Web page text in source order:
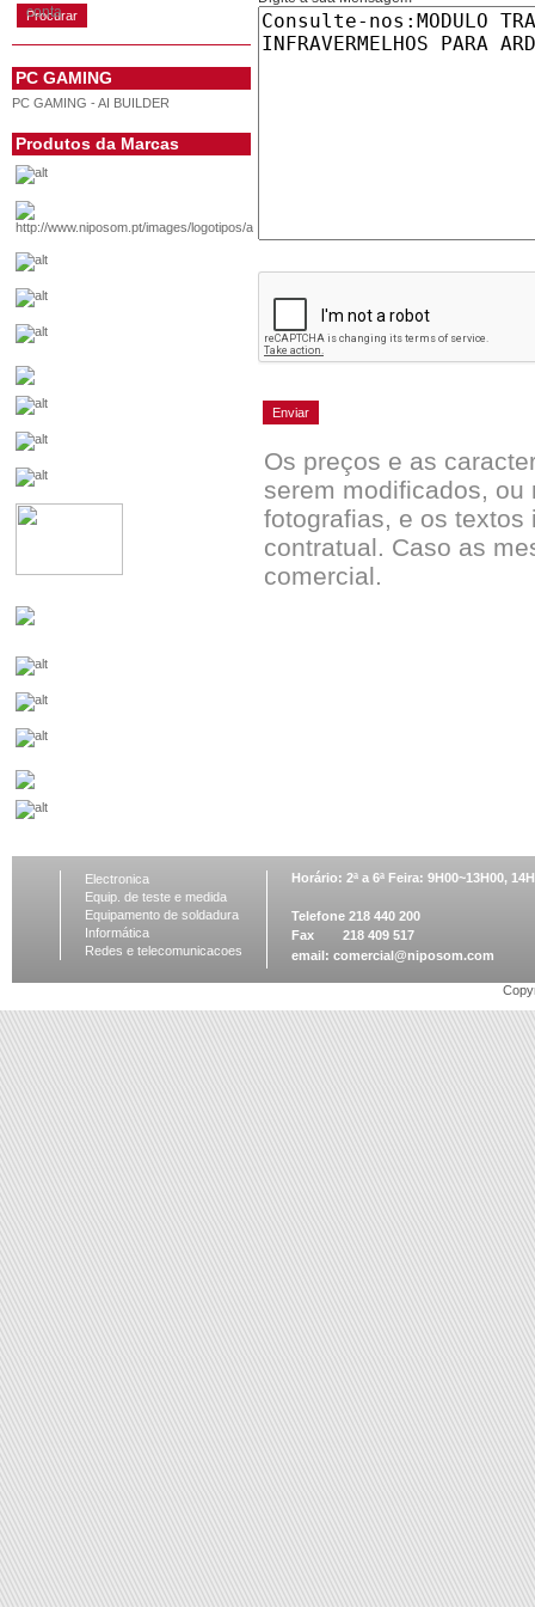
conta
PC GAMING
PC GAMING - AI BUILDER
Produtos da Marcas
Os preços e as
serem modificados, ou
fotografias, e os
contratual. Caso as
comercial.
Electronica
Equip. de teste e medida
Equipamento de soldadura
Informática
Redes e telecomunicacoes
Horário: 2ª a 6ª Feira: 9H00~13H00,
Telefone 218 440 200
Fax 218 409 517
email: comercial@niposom.com